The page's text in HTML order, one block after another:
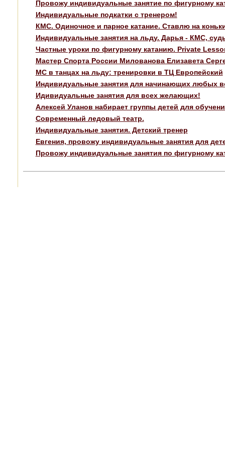
Провожу индивидуальные занятие по фигурному
Индивидуальные подкатки с тренером!
КМС. Одиночное и парное катание. Ставлю на
Индивидуальные занятия на льду. Дарья - КМС,
Частные уроки по фигурному катанию. Private
Мастер Спорта России Милованова Елизавета
МС в танцах на льду: тренировки в ТЦ Европейский
Индивидуальные занятия для начинающих любых
Идивидуальные занятия для всех желающих!
Алексей Уланов набирает группы детей для
Современный ледовый театр.
Индивидуальные занятия. Детский тренер
Евгения, провожу индивидуальные занятия для
Провожу индивидуальные занятия по фигурному